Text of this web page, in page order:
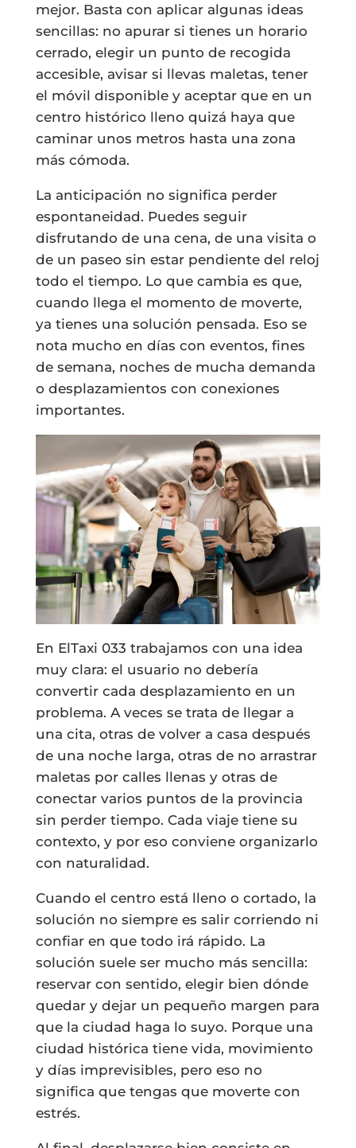
mejor. Basta con aplicar algunas ideas
sencillas: no apurar si tienes un horario
cerrado, elegir un punto de recogida
accesible, avisar si llevas maletas, tener
el móvil disponible y aceptar que en un
centro histórico lleno quizá haya que
caminar unos metros hasta una zona
más cómoda.
La anticipación no significa perder
espontaneidad. Puedes seguir
disfrutando de una cena, de una visita o
de un paseo sin estar pendiente del reloj
todo el tiempo. Lo que cambia es que,
cuando llega el momento de moverte,
ya tienes una solución pensada. Eso se
nota mucho en días con eventos, fines
de semana, noches de mucha demanda
o desplazamientos con conexiones
importantes.
En ElTaxi 033 trabajamos con una idea
muy clara: el usuario no debería
convertir cada desplazamiento en un
problema. A veces se trata de llegar a
una cita, otras de volver a casa después
de una noche larga, otras de no arrastrar
maletas por calles llenas y otras de
conectar varios puntos de la provincia
sin perder tiempo. Cada viaje tiene su
contexto, y por eso conviene organizarlo
con naturalidad.
Cuando el centro está lleno o cortado, la
solución no siempre es salir corriendo ni
confiar en que todo irá rápido. La
solución suele ser mucho más sencilla:
reservar con sentido, elegir bien dónde
quedar y dejar un pequeño margen para
que la ciudad haga lo suyo. Porque una
ciudad histórica tiene vida, movimiento
y días imprevisibles, pero eso no
significa que tengas que moverte con
estrés.